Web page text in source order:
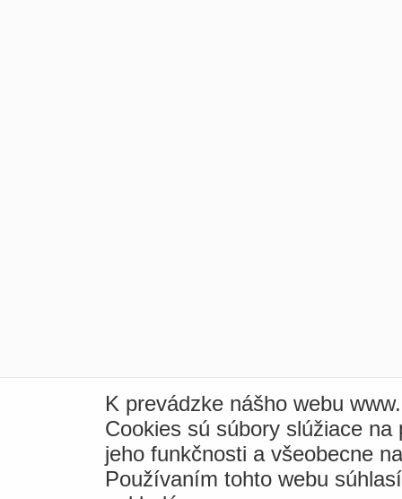
K prevádzke nášho webu
Cookies sú súbory slúžiace
jeho funkčnosti a všeobecne
Používaním tohto webu